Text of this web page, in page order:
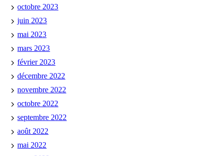
octobre 2023
juin 2023
mai 2023
mars 2023
février 2023
décembre 2022
novembre 2022
octobre 2022
septembre 2022
août 2022
mai 2022